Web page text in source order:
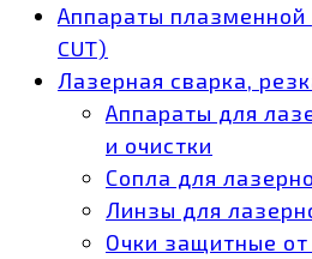
Аппараты плазменной
CUT)
Лазерная сварка,
Аппараты для
и очистки
Сопла для
Линзы для
Очки защитные от